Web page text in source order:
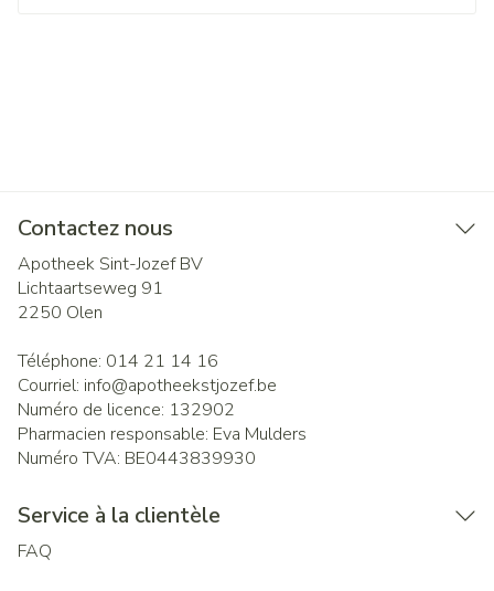
Contactez nous
Apotheek Sint-Jozef BV
Lichtaartseweg 91
2250 Olen
Téléphone: 014 21 14 16
Courriel: info@apotheekstjozef.be
Numéro de licence: 132902
Pharmacien responsable: Eva Mulders
Numéro TVA: BE0443839930
Service à la clientèle
FAQ